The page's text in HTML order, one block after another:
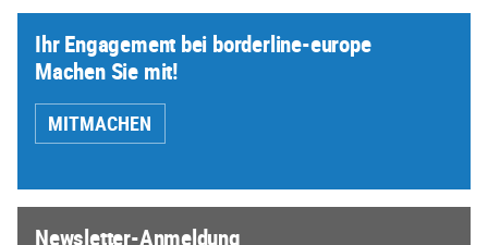
Ihr Engagement bei borderline-europe
Machen Sie mit!
MITMACHEN
Newsletter-Anmeldung